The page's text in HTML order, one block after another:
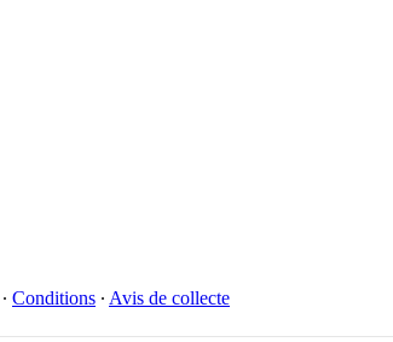
∙ Conditions ∙ Avis de collecte